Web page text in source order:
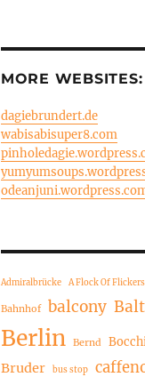
MORE WEBSITES:
dagiebrundert.de
wabisabisuper8.com
Admiralbrücke A Flock Of Flickers
Bahnhof balcony
Berlin Bernd
Bruder bus stop